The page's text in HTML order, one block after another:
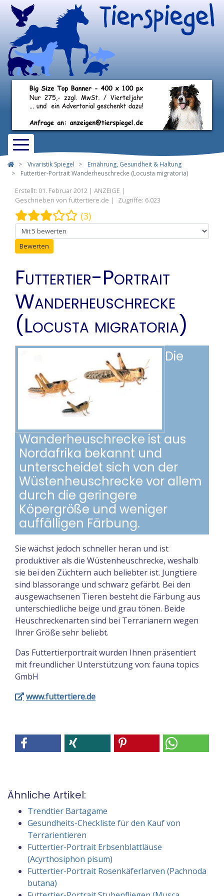
Vivaristik Spiegel
Ernährung, Gesundheit & Haltung
Futtertier-Portrait Wanderheuschrecke (Locusta migratoria)
Erstellt: 01. Februar 2012
Geschrieben von futtertiere.de Zugriffe: 6.023
Bewertung:3/5 (3)
Bitte bewerten
Futtertier-Portrait
Wanderheuschrecke
(Locusta migratoria)
Die
Wanderheuschrecke ist aus
Nordafrika bekannt und
unterscheidet sich von der
Wüstenheuschrecke vor allem
durch die geringere
Köpergröße und weniger
auffälligen Färbung.
Sie wächst jedoch schneller heran und ist
produktiver als die Wüstenheuschrecke, weshalb
sie bei den Züchtern auch beliebter ist. Jungtiere
sind blassorange und schwarz gefärbt. Bei den
ausgewachsenen Tieren besteht die Färbung aus
unterschiedliche beige und grau tönen. Beide
Heuschreckenarten sind bei Terrarianern wegen
Ihrer Größe sehr beliebt.
Das Futtertierportrait wurden Ihnen präsentiert
mit freundlicher Unterstützung von: fauna topics
GmbH
www.futtertiere.de
Ähnliche Artikel:
Trendtier Bartagame
Gesundheits-Checkliste für den Kauf von
Terrarientieren
Futtertier-Portrait Erbsenblattläuse
(Acyrthosiphon pisum)
Futtertier-Portrait Rosenkäferlarven (Pachnoda
butana)